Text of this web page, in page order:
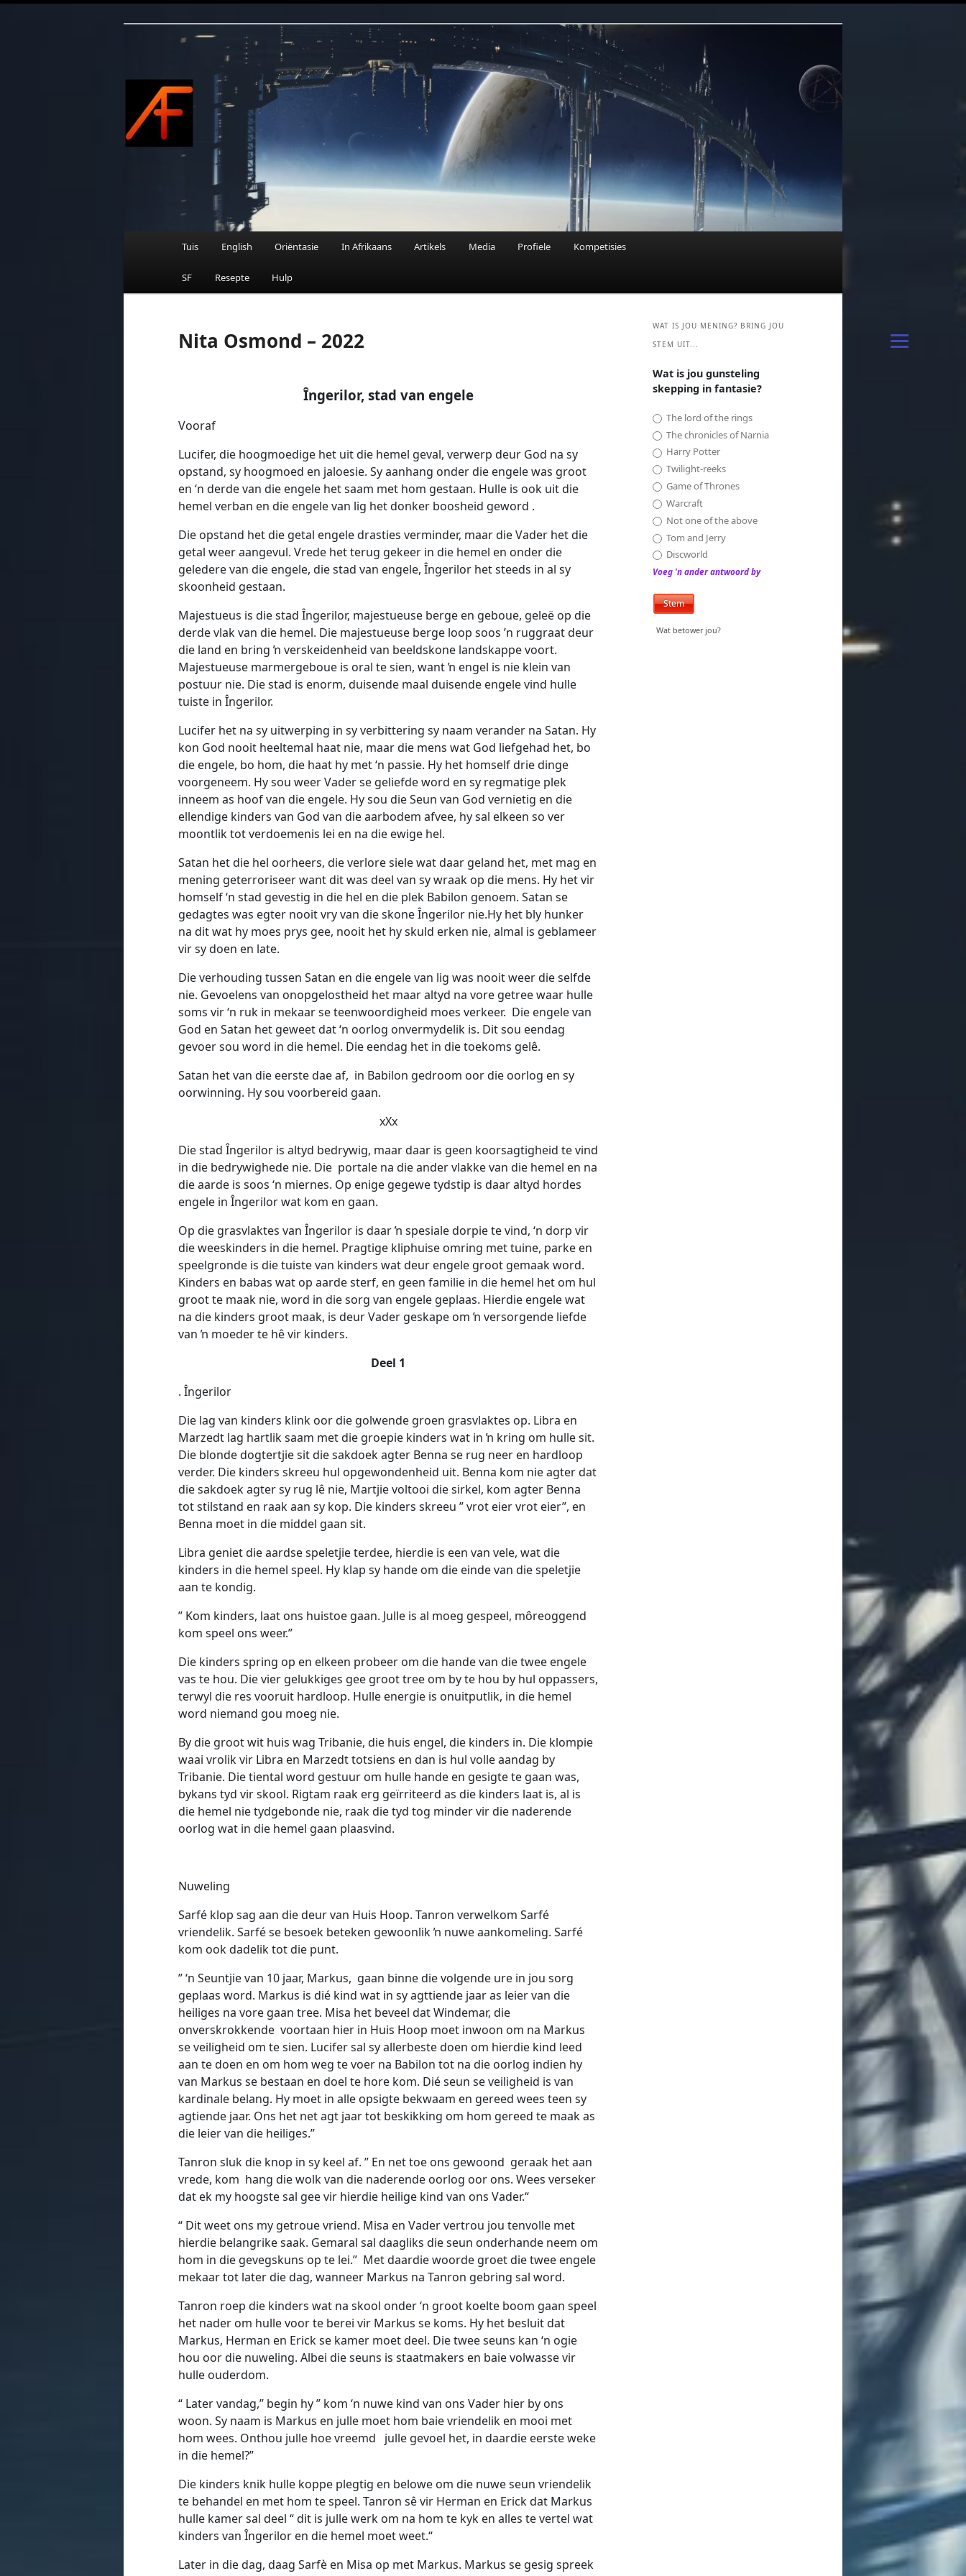
AFRIFIKSIE
Afrikaanse Wetenskapfiksie en Fantasie
Tuis English Oriëntasie In Afrikaans Artikels Media Profiele Kompetisies
SF Resepte Hulp
Nita Osmond – 2022
Îngerilor, stad van engele
Vooraf
Lucifer, die hoogmoedige het uit die hemel geval, verwerp deur God na sy
opstand, sy hoogmoed en jaloesie. Sy aanhang onder die engele was groot
en ‘n derde van die engele het saam met hom gestaan. Hulle is ook uit die
hemel verban en die engele van lig het donker boosheid geword .
Die opstand het die getal engele drasties verminder, maar die Vader het die
getal weer aangevul. Vrede het terug gekeer in die hemel en onder die
geledere van die engele, die stad van engele, Îngerilor het steeds in al sy
skoonheid gestaan.
Majestueus is die stad Îngerilor, majestueuse berge en geboue, geleë op die
derde vlak van die hemel. Die majestueuse berge loop soos ’n ruggraat deur
die land en bring ŉ verskeidenheid van beeldskone landskappe voort.
Majestueuse marmergeboue is oral te sien, want ŉ engel is nie klein van
postuur nie. Die stad is enorm, duisende maal duisende engele vind hulle
tuiste in Îngerilor.
Lucifer het na sy uitwerping in sy verbittering sy naam verander na Satan. Hy
kon God nooit heeltemal haat nie, maar die mens wat God liefgehad het, bo
die engele, bo hom, die haat hy met ‘n passie. Hy het homself drie dinge
voorgeneem. Hy sou weer Vader se geliefde word en sy regmatige plek
inneem as hoof van die engele. Hy sou die Seun van God vernietig en die
ellendige kinders van God van die aarbodem afvee, hy sal elkeen so ver
moontlik tot verdoemenis lei en na die ewige hel.
Satan het die hel oorheers, die verlore siele wat daar geland het, met mag en
mening geterroriseer want dit was deel van sy wraak op die mens. Hy het vir
homself ‘n stad gevestig in die hel en die plek Babilon genoem. Satan se
gedagtes was egter nooit vry van die skone Îngerilor nie.Hy het bly hunker
na dit wat hy moes prys gee, nooit het hy skuld erken nie, almal is geblameer
vir sy doen en late.
Die verhouding tussen Satan en die engele van lig was nooit weer die selfde
nie. Gevoelens van onopgelostheid het maar altyd na vore getree waar hulle
soms vir ‘n ruk in mekaar se teenwoordigheid moes verkeer. Die engele van
God en Satan het geweet dat ‘n oorlog onvermydelik is. Dit sou eendag
gevoer sou word in die hemel. Die eendag het in die toekoms gelê.
Satan het van die eerste dae af, in Babilon gedroom oor die oorlog en sy
oorwinning. Hy sou voorbereid gaan.
xXx
Die stad Îngerilor is altyd bedrywig, maar daar is geen koorsagtigheid te vind
in die bedrywighede nie. Die portale na die ander vlakke van die hemel en na
die aarde is soos ‘n miernes. Op enige gegewe tydstip is daar altyd hordes
engele in Îngerilor wat kom en gaan.
Op die grasvlaktes van Îngerilor is daar ŉ spesiale dorpie te vind, ‘n dorp vir
die weeskinders in die hemel. Pragtige kliphuise omring met tuine, parke en
speelgronde is die tuiste van kinders wat deur engele groot gemaak word.
Kinders en babas wat op aarde sterf, en geen familie in die hemel het om hul
groot te maak nie, word in die sorg van engele geplaas. Hierdie engele wat
na die kinders groot maak, is deur Vader geskape om ŉ versorgende liefde
van ŉ moeder te hê vir kinders.
Deel 1
. Îngerilor
Die lag van kinders klink oor die golwende groen grasvlaktes op. Libra en
Marzedt lag hartlik saam met die groepie kinders wat in ŉ kring om hulle sit.
Die blonde dogtertjie sit die sakdoek agter Benna se rug neer en hardloop
verder. Die kinders skreeu hul opgewondenheid uit. Benna kom nie agter dat
die sakdoek agter sy rug lê nie, Martjie voltooi die sirkel, kom agter Benna
tot stilstand en raak aan sy kop. Die kinders skreeu ” vrot eier vrot eier”, en
Benna moet in die middel gaan sit.
Libra geniet die aardse speletjie terdee, hierdie is een van vele, wat die
kinders in die hemel speel. Hy klap sy hande om die einde van die speletjie
aan te kondig.
” Kom kinders, laat ons huistoe gaan. Julle is al moeg gespeel, môreoggend
kom speel ons weer.”
Die kinders spring op en elkeen probeer om die hande van die twee engele
vas te hou. Die vier gelukkiges gee groot tree om by te hou by hul oppassers,
terwyl die res vooruit hardloop. Hulle energie is onuitputlik, in die hemel
word niemand gou moeg nie.
By die groot wit huis wag Tribanie, die huis engel, die kinders in. Die klompie
waai vrolik vir Libra en Marzedt totsiens en dan is hul volle aandag by
Tribanie. Die tiental word gestuur om hulle hande en gesigte te gaan was,
bykans tyd vir skool. Rigtam raak erg geïrriteerd as die kinders laat is, al is
die hemel nie tydgebonde nie, raak die tyd tog minder vir die naderende
oorlog wat in die hemel gaan plaasvind.
Nuweling
Sarfé klop sag aan die deur van Huis Hoop. Tanron verwelkom Sarfé
vriendelik. Sarfé se besoek beteken gewoonlik ŉ nuwe aankomeling. Sarfé
kom ook dadelik tot die punt.
” ‘n Seuntjie van 10 jaar, Markus, gaan binne die volgende ure in jou sorg
geplaas word. Markus is dié kind wat in sy agttiende jaar as leier van die
heiliges na vore gaan tree. Misa het beveel dat Windemar, die
onverskrokkende voortaan hier in Huis Hoop moet inwoon om na Markus
se veiligheid om te sien. Lucifer sal sy allerbeste doen om hierdie kind leed
aan te doen en om hom weg te voer na Babilon tot na die oorlog indien hy
van Markus se bestaan en doel te hore kom. Dié seun se veiligheid is van
kardinale belang. Hy moet in alle opsigte bekwaam en gereed wees teen sy
agtiende jaar. Ons het net agt jaar tot beskikking om hom gereed te maak as
die leier van die heiliges.”
Tanron sluk die knop in sy keel af. ” En net toe ons gewoond geraak het aan
vrede, kom hang die wolk van die naderende oorlog oor ons. Wees verseker
dat ek my hoogste sal gee vir hierdie heilige kind van ons Vader.“
“ Dit weet ons my getroue vriend. Misa en Vader vertrou jou tenvolle met
hierdie belangrike saak. Gemaral sal daagliks die seun onderhande neem om
hom in die gevegskuns op te lei.” Met daardie woorde groet die twee engele
mekaar tot later die dag, wanneer Markus na Tanron gebring sal word.
Tanron roep die kinders wat na skool onder ‘n groot koelte boom gaan speel
het nader om hulle voor te berei vir Markus se koms. Hy het besluit dat
Markus, Herman en Erick se kamer moet deel. Die twee seuns kan ‘n ogie
hou oor die nuweling. Albei die seuns is staatmakers en baie volwasse vir
hulle ouderdom.
“ Later vandag,” begin hy ” kom ‘n nuwe kind van ons Vader hier by ons
woon. Sy naam is Markus en julle moet hom baie vriendelik en mooi met
hom wees. Onthou julle hoe vreemd julle gevoel het, in daardie eerste weke
in die hemel?”
Die kinders knik hulle koppe plegtig en belowe om die nuwe seun vriendelik
te behandel en met hom te speel. Tanron sê vir Herman en Erick dat Markus
hulle kamer sal deel “ dit is julle werk om na hom te kyk en alles te vertel wat
kinders van Îngerilor en die hemel moet weet.“
Later in die dag, daag Sarfè en Misa op met Markus. Markus se gesig spreek
WAT IS JOU MENING? BRING JOU
STEM UIT...
Wat is jou gunsteling
skepping in fantasie?
The lord of the rings
The chronicles of Narnia
Harry Potter
Twilight-reeks
Game of Thrones
Warcraft
Not one of the above
Tom and Jerry
Discworld
Voeg 'n ander antwoord by
Wat betower jou?